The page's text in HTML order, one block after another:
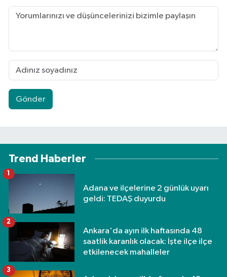
Gönder
Trend Haberler
Adana ve ilçelerine 2 günlük uyarı
geldi: TEDAŞ duyurdu
1
Ankara'da ayın ilk haftasında 48
saatlik karanlık olacak: İşte ilçe ilçe
etkilenecek mahalleler
2
3